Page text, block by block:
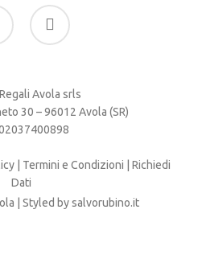
email
Avola srls
30 – 96012 Avola (SR)
Termini e Condizioni |Richiedi
Dati
| Styled bysalvorubino.it